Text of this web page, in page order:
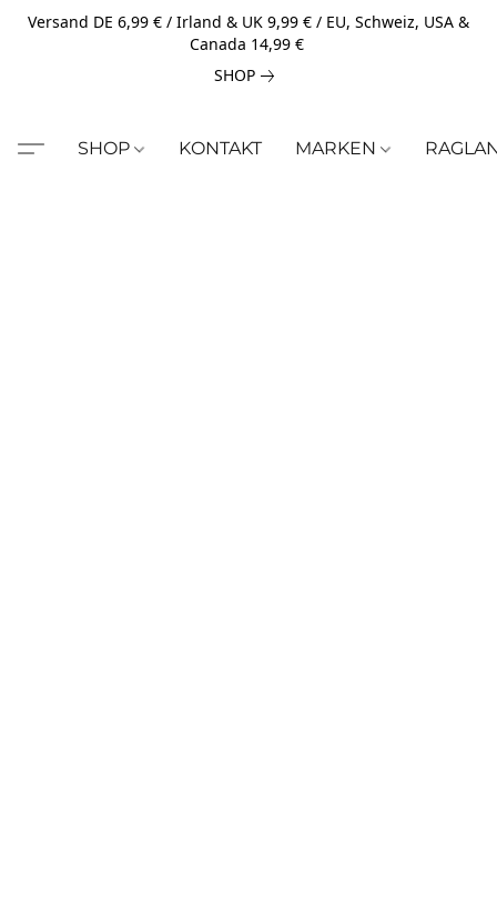
Versand DE 6,99 € / Irland & UK 9,99 € / EU, Schweiz, USA &
Canada 14,99 €
SHOP
SHOP KONTAKT MARKEN